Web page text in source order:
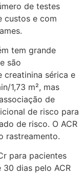
de testes
custos e com
tem grande
são
creatinina sérica e
1,73 m², mas
de
de risco para
de risco. O ACR
rastreamento.
para pacientes
dias pelo ACR